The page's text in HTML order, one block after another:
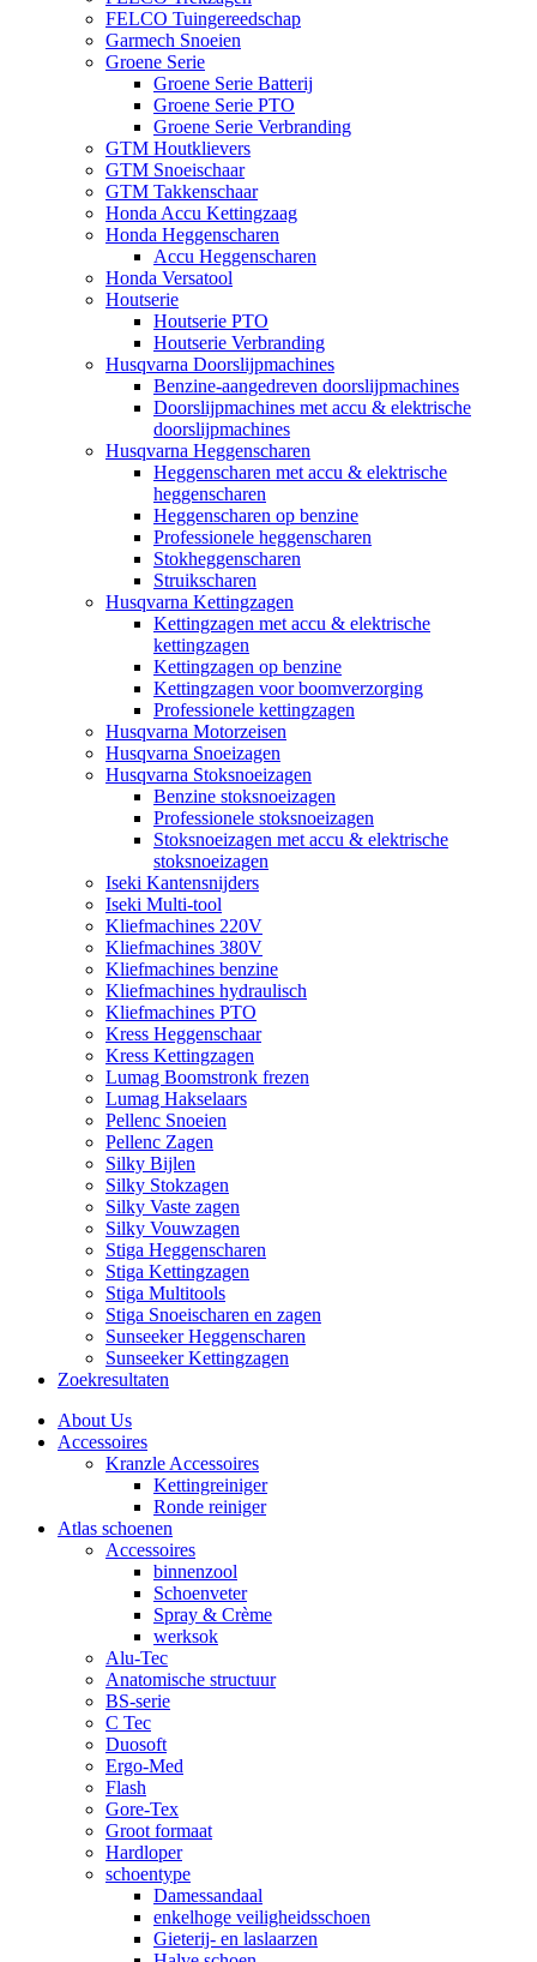
FELCO Tuingereedschap
Garmech Snoeien
Groene Serie
Groene Serie Batterij
Groene Serie PTO
Groene Serie Verbranding
GTM Houtklievers
GTM Snoeischaar
GTM Takkenschaar
Honda Accu Kettingzaag
Honda Heggenscharen
Accu Heggenscharen
Honda Versatool
Houtserie
Houtserie PTO
Houtserie Verbranding
Husqvarna Doorslijpmachines
Benzine-aangedreven doorslijpmachines
Doorslijpmachines met accu & elektrische
doorslijpmachines
Husqvarna Heggenscharen
Heggenscharen met accu & elektrische
heggenscharen
Heggenscharen op benzine
Professionele heggenscharen
Stokheggenscharen
Struikscharen
Husqvarna Kettingzagen
Kettingzagen met accu & elektrische
kettingzagen
Kettingzagen op benzine
Kettingzagen voor boomverzorging
Professionele kettingzagen
Husqvarna Motorzeisen
Husqvarna Snoeizagen
Husqvarna Stoksnoeizagen
Benzine stoksnoeizagen
Professionele stoksnoeizagen
Stoksnoeizagen met accu & elektrische
stoksnoeizagen
Iseki Kantensnijders
Iseki Multi-tool
Kliefmachines 220V
Kliefmachines 380V
Kliefmachines benzine
Kliefmachines hydraulisch
Kliefmachines PTO
Kress Heggenschaar
Kress Kettingzagen
Lumag Boomstronk frezen
Lumag Hakselaars
Pellenc Snoeien
Pellenc Zagen
Silky Bijlen
Silky Stokzagen
Silky Vaste zagen
Silky Vouwzagen
Stiga Heggenscharen
Stiga Kettingzagen
Stiga Multitools
Stiga Snoeischaren en zagen
Sunseeker Heggenscharen
Sunseeker Kettingzagen
Zoekresultaten
About Us
Accessoires
Kranzle Accessoires
Kettingreiniger
Ronde reiniger
Atlas schoenen
Accessoires
binnenzool
Schoenveter
Spray & Crème
werksok
Alu-Tec
Anatomische structuur
BS-serie
C Tec
Duosoft
Ergo-Med
Flash
Gore-Tex
Groot formaat
Hardloper
schoentype
Damessandaal
enkelhoge veiligheidsschoen
Gieterij- en laslaarzen